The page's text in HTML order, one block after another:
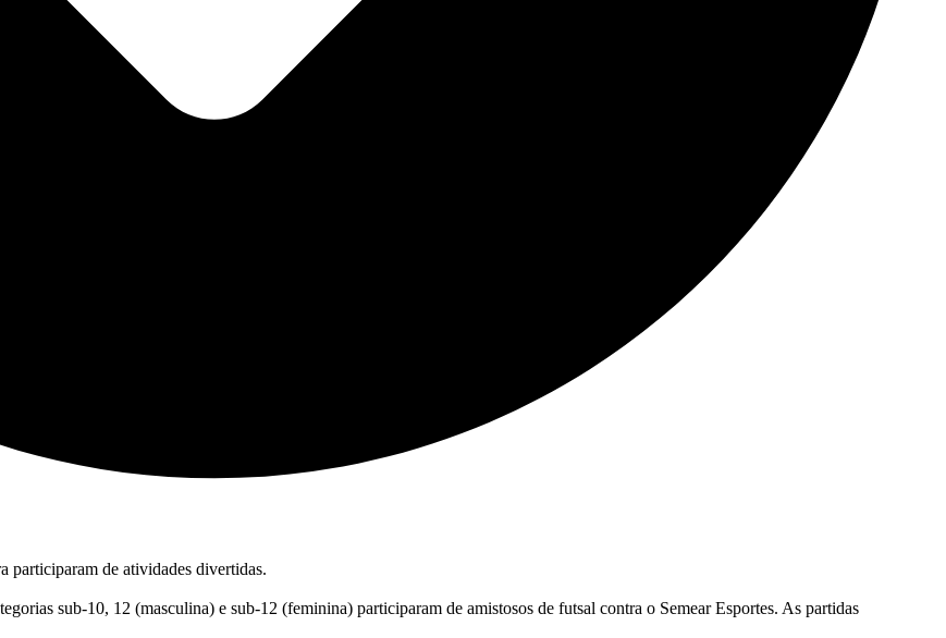
participaram de atividades divertidas.
sub-10, 12 (masculina) e sub-12 (feminina) participaram de amistosos de futsal contra o Semear Esportes. As partidas